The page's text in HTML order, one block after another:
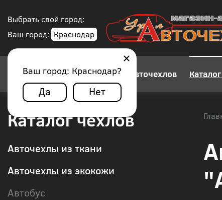
Выбрать свой город:
Ваш город: Краснодар
Ваш город: Краснодар?
Да Нет
Конструктор авточехлов
Каталог чехлов
Авточехлы из ткани
Авточехлы из экокожи
Автобус